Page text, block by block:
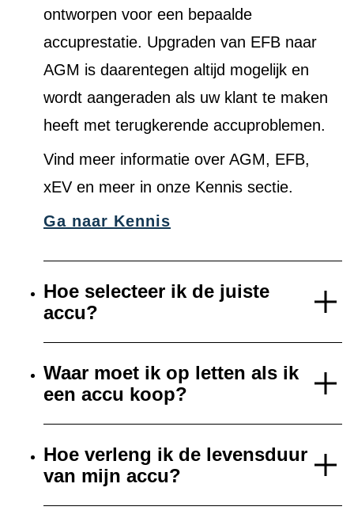
ontworpen voor een bepaalde
accuprestatie. Upgraden van EFB naar
AGM is daarentegen altijd mogelijk en
wordt aangeraden als uw klant te maken
heeft met terugkerende accuproblemen.
Vind meer informatie over AGM, EFB,
xEV en meer in onze Kennis sectie.
Ga naar Kennis
Hoe selecteer ik de juiste
accu?
Waar moet ik op letten als ik
een accu koop?
Hoe verleng ik de levensduur
van mijn accu?